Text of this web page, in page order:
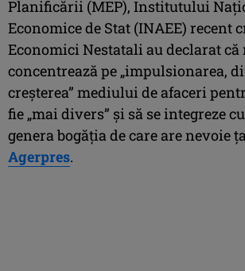
Planificării (MEP), Institutului
Economice de Stat (INAEE) recent
Economici Nestatali au declarat că
concentrează pe „impulsionarea,
creşterea” mediului de afaceri
fie „mai divers” şi să se integreze
genera bogăţia de care are nevoie
Agerpres.